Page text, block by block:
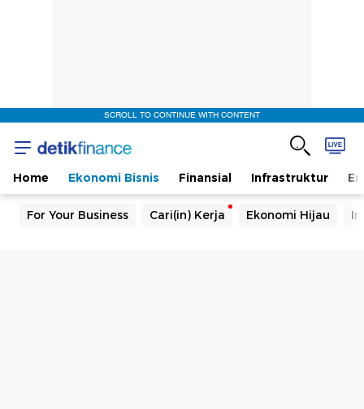
SCROLL TO CONTINUE WITH CONTENT
Home Ekonomi Bisnis Finansial Infrastruktur
For Your Business Cari(in) Kerja Ekonomi Hijau